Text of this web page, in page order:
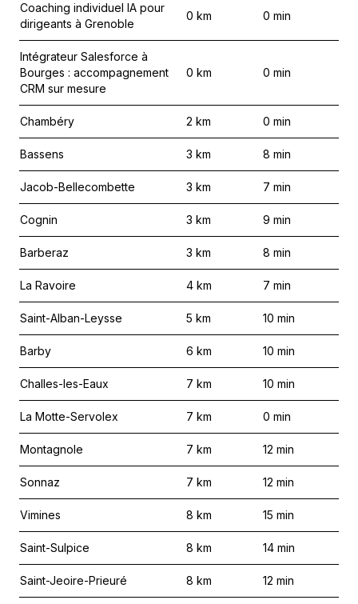
Coaching individuel IA pour
dirigeants à Grenoble
0 km 0 min
Intégrateur Salesforce à
Bourges : accompagnement
CRM sur mesure
0 km 0 min
Chambéry 2 km 0 min
Bassens 3 km 8 min
Jacob-Bellecombette 3 km 7 min
Cognin 3 km 9 min
Barberaz 3 km 8 min
La Ravoire 4 km 7 min
Saint-Alban-Leysse 5 km 10 min
Barby 6 km 10 min
Challes-les-Eaux 7 km 10 min
La Motte-Servolex 7 km 0 min
Montagnole 7 km 12 min
Sonnaz 7 km 12 min
Vimines 8 km 15 min
Saint-Sulpice 8 km 14 min
Saint-Jeoire-Prieuré 8 km 12 min